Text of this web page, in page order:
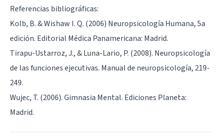
Referencias bibliográficas:
Kolb, B. & Wishaw I. Q. (2006) Neuropsicología Humana, 5a
edición. Editorial Médica Panamericana: Madrid.
Tirapu-Ustarroz, J., & Luna-Lario, P. (2008). Neuropsicología
de las funciones ejecutivas. Manual de neuropsicología, 219-
249.
Wujec, T. (2006). Gimnasia Mental. Ediciones Planeta:
Madrid.